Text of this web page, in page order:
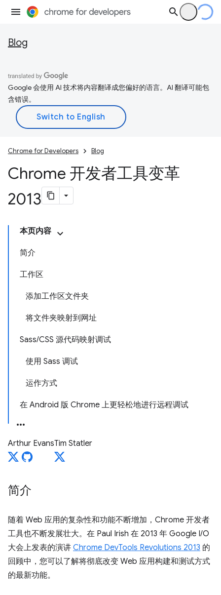
Blog
Google 会使用 AI 技术将内容翻译成您偏好的语言。AI 翻译可能包
含错误。
Chrome for Developers Blog
Chrome 开发者工具变革
2013
本页内容
简介
工作区
添加工作区文件夹
将文件夹映射到网址
Sass/CSS 源代码映射调试
使用 Sass 调试
运作方式
在 Android 版 Chrome 上更轻松地进行远程调试
Arthur EvansTim Statler
简介
随着 Web 应用的复杂性和功能不断增加，Chrome 开发者
工具也不断发展壮大。在 Paul Irish 在 2013 年 Google I/O
大会上发表的演讲 Chrome DevTools Revolutions 2013 的
回顾中，您可以了解将彻底改变 Web 应用构建和测试方式
的最新功能。